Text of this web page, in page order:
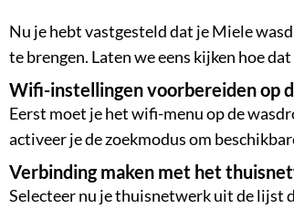
Nu je hebt vastgesteld dat je Miele
te brengen. Laten we eens kijken hoe
Wifi-instellingen voorbereiden op
Eerst moet je het wifi-menu op de
activeer je de zoekmodus om
Verbinding maken met het
Selecteer nu je thuisnetwerk uit de lijst